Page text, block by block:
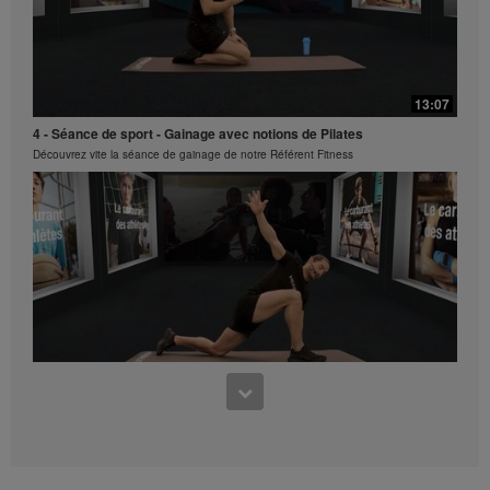
descriptions ou comptes contenus dans les Vidéos
sans le consentement express écrit d'Herbalife
International of America, Inc est strictement interdite.
Herbalife est susceptible de retirer votre autorisation
13:07
4 - Séance de sport - Gainage avec notions de Pilates
Découvrez vite la séance de gainage de notre Référent Fitness